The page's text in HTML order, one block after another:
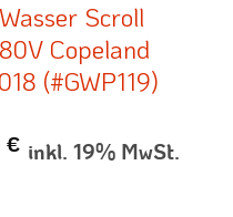
Scroll
Copeland
(#GWP119)
€Aktueller
inkl. 19% MwSt.